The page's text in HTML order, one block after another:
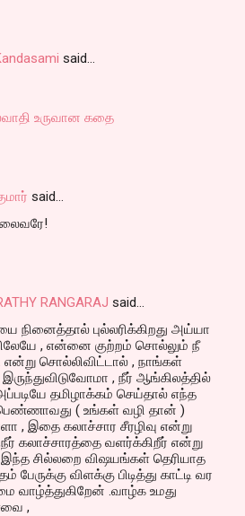
said…
உருவான கதை
said…
RANGARAJ said…
நினைத்தால் புல்லரிக்கிறது அய்யா
, என்னை குற்றம் சொல்லும் நீ
என்று சொல்லிவிட்டால் , நாங்கள்
, நீர் ஆங்கிலத்தில்
தமிழாக்கம் செய்தால் எந்த
( உங்கள் வழி தான் )
, இதை கலாச்சார சீரழிவு என்று
கலாச்சாரத்தை வளர்க்கிறீர் என்று
சில்லறை விஷயங்கள் தெரியாத
பேருக்கு விளக்கு பிடித்து காட்டி வர
வாழ்த்துகிறேன் .வாழ்க உமது
,